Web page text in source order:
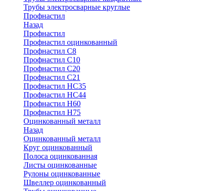
Трубы электросварные круглые
Профнастил
Назад
Профнастил
Профнастил оцинкованный
Профнастил С8
Профнастил С10
Профнастил С20
Профнастил С21
Профнастил НС35
Профнастил НС44
Профнастил Н60
Профнастил Н75
Оцинкованный металл
Назад
Оцинкованный металл
Круг оцинкованный
Полоса оцинкованная
Листы оцинкованные
Рулоны оцинкованные
Швеллер оцинкованный